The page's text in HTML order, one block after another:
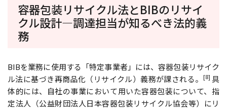
容器包装リサイクル法とBIBのリサイ
クル設計―調達担当が知るべき法的義
務
BIBを業務に使用する「特定事業者」には、容器包装リサイク
ル法に基づき再商品化（リサイクル）義務が課される。
[8] 具
体的には、自社の事業において用いた容器包装について、指
定法人（公益財団法人日本容器包装リサイクル協会等）にリ